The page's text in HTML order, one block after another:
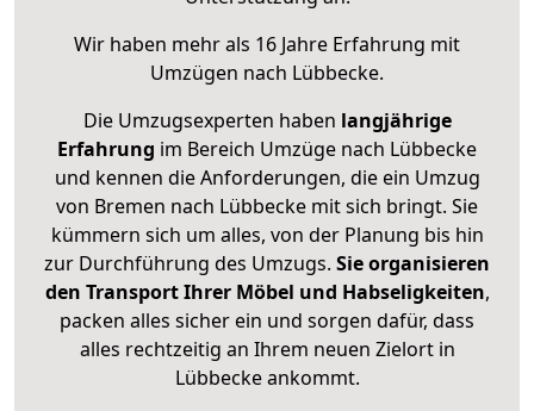
Wir haben mehr als 16 Jahre Erfahrung mit
Umzügen nach Lübbecke.
Die Umzugsexperten haben langjährige
Erfahrung im Bereich Umzüge nach Lübbecke
und kennen die Anforderungen, die ein Umzug
von Bremen nach Lübbecke mit sich bringt. Sie
kümmern sich um alles, von der Planung bis hin
zur Durchführung des Umzugs. Sie organisieren
den Transport Ihrer Möbel und Habseligkeiten,
packen alles sicher ein und sorgen dafür, dass
alles rechtzeitig an Ihrem neuen Zielort in
Lübbecke ankommt.